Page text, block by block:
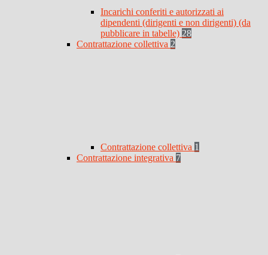
Incarichi conferiti e autorizzati ai
dipendenti (dirigenti e non dirigenti) (da
pubblicare in tabelle) 28
Contrattazione collettiva 2
Contrattazione collettiva 1
Contrattazione integrativa 7